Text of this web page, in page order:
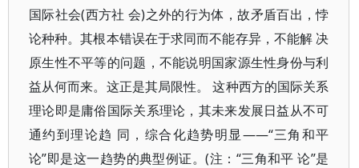
国际社会(西方社 会)之外的行为体，故矛盾百出，悖
论种种。其根本错误在于求同而不能存异，不能解 决
原生性不平等的问题，不能说明国家源生性身份与利
益从何而来。这正是其局限性。 这种西方的国际关系
理论即是庸俗国际关系理论，其未来发展日益从不可
通约到理论趋 同，综合化趋势明显——“三角和平
论”即是这一趋势的典型例证。(注：“三角和平 论”是